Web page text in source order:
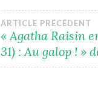
de
ARTICLE PRÉCÉDENT
« Agatha Raisin
31) : Au galop ! »